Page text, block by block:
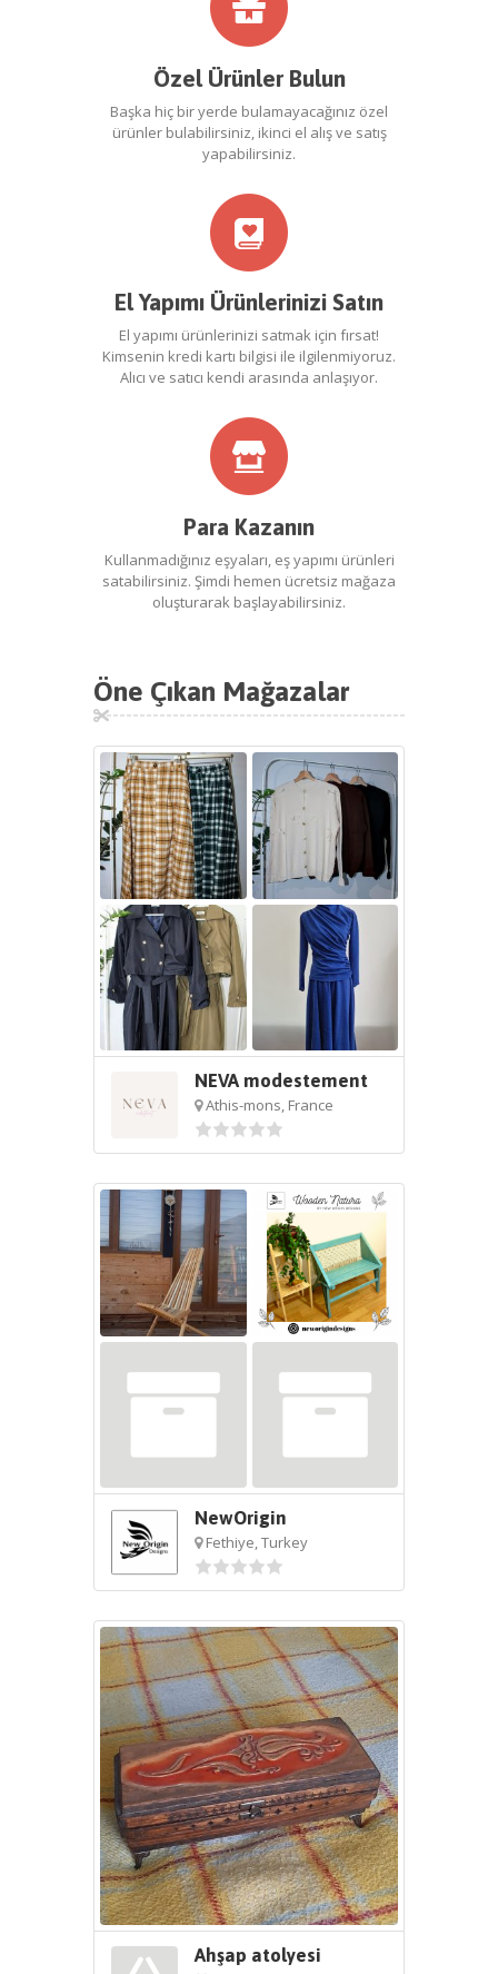
Özel Ürünler Bulun
Başka hiç bir yerde bulamayacağınız özel
ürünler bulabilirsiniz, ikinci el alış ve satış
yapabilirsiniz.
El Yapımı Ürünlerinizi Satın
El yapımı ürünlerinizi satmak için fırsat!
Kimsenin kredi kartı bilgisi ile ilgilenmiyoruz.
Alıcı ve satıcı kendi arasında anlaşıyor.
Para Kazanın
Kullanmadığınız eşyaları, eş yapımı ürünleri
satabilirsiniz. Şimdi hemen ücretsiz mağaza
oluşturarak başlayabilirsiniz.
Öne Çıkan Mağazalar
NEVA modestement
Athis-mons, France
NewOrigin
Fethiye, Turkey
Ahşap atolyesi